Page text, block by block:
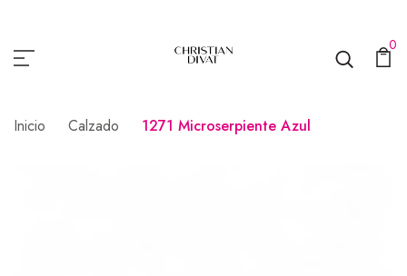
0
Inicio Calzado 1271 Microserpiente Azul